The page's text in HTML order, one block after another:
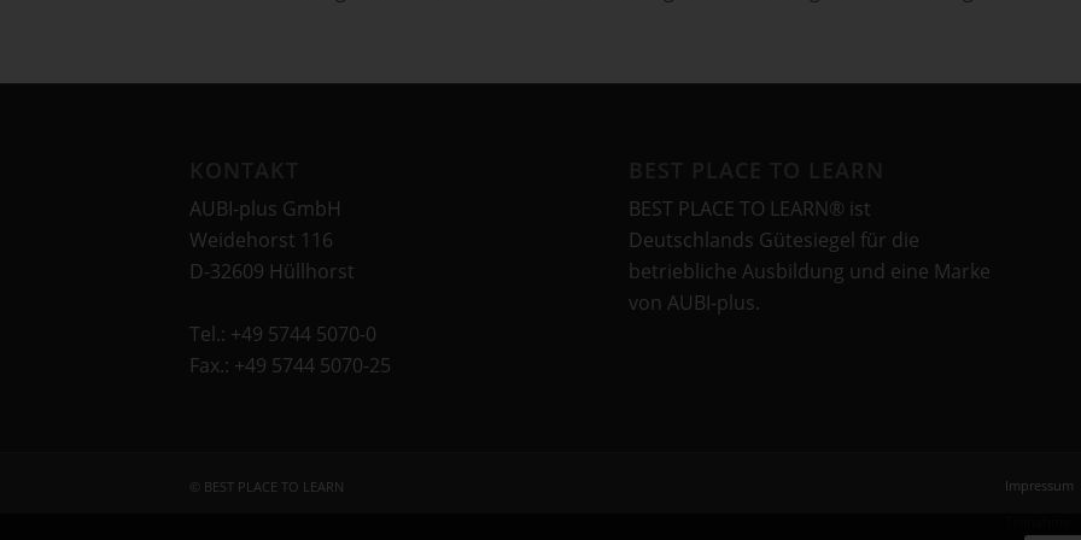
AUBI-plus GmbH
Weidehorst 116
D-32609 Hüllhorst
Tel.: +49 5744 5070-0
Fax.: +49 5744 5070-25
BEST PLACE TO LEARN® ist
Deutschlands Gütesiegel für die
betriebliche Ausbildung und eine Marke
von AUBI-plus.
© BEST PLACE TO LEARN
Impressum